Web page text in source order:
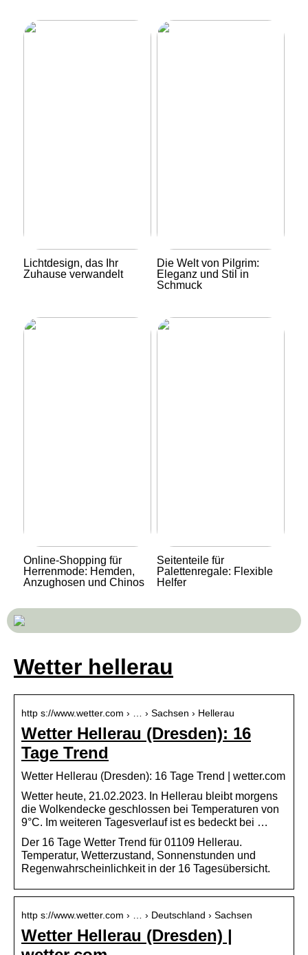
Lichtdesign, das Ihr
Zuhause verwandelt
Die Welt von Pilgrim:
Eleganz und Stil in
Schmuck
Online-Shopping für
Herrenmode: Hemden,
Anzughosen und Chinos
Seitenteile für
Palettenregale: Flexible
Helfer
Wetter hellerau
http s://www.wetter.com › … › Sachsen › Hellerau
Wetter Hellerau (Dresden): 16
Tage Trend
Wetter Hellerau (Dresden): 16 Tage Trend | wetter.com
Wetter heute, 21.02.2023. In Hellerau bleibt morgens
die Wolkendecke geschlossen bei Temperaturen von
9°C. Im weiteren Tagesverlauf ist es bedeckt bei …
Der 16 Tage Wetter Trend für 01109 Hellerau.
Temperatur, Wetterzustand, Sonnenstunden und
Regenwahrscheinlichkeit in der 16 Tagesübersicht.
http s://www.wetter.com › … › Deutschland › Sachsen
Wetter Hellerau (Dresden) |